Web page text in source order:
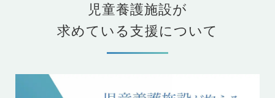
児童養護施設が
求めている支援について